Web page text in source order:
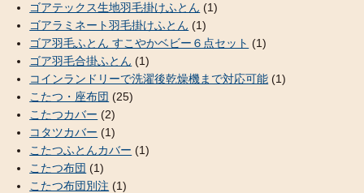
ゴアテックス生地羽毛掛けふとん (1)
ゴアラミネート羽毛掛けふとん (1)
ゴア羽毛ふとん すこやかベビー６点セット (1)
ゴア羽毛合掛ふとん (1)
コインランドリーで洗濯後乾燥機まで対応可能 (1)
こたつ・座布団 (25)
こたつカバー (2)
コタツカバー (1)
こたつふとんカバー (1)
こたつ布団 (1)
こたつ布団別注 (1)